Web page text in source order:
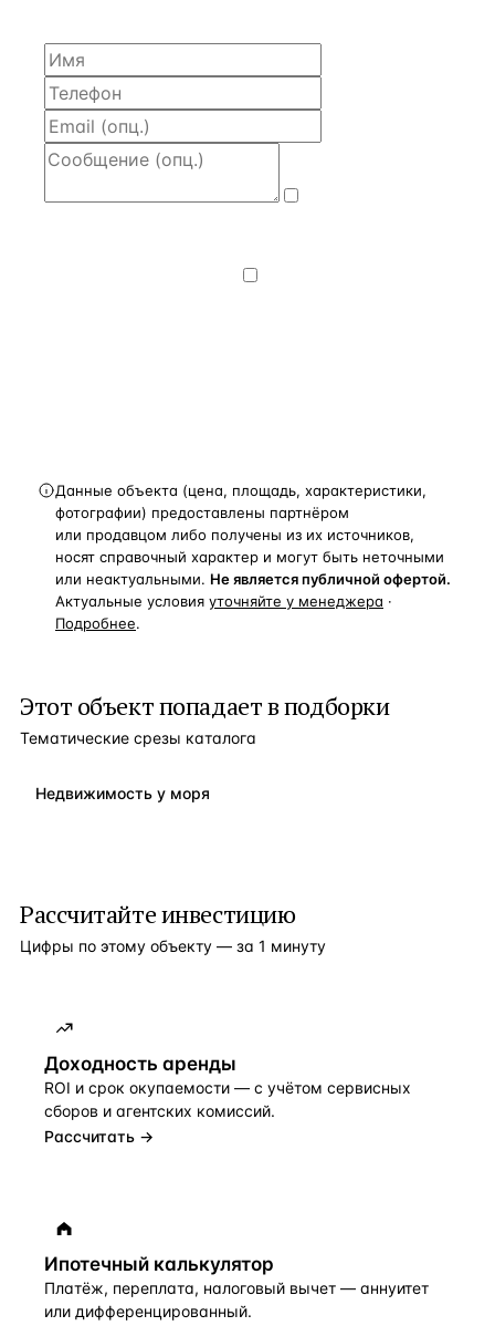
Данные объекта (цена, площадь, характеристики,
фотографии) предоставлены партнёром
или продавцом либо получены из их источников,
носят справочный характер и могут быть неточными
или неактуальными. Не является публичной офертой.
Актуальные условия уточняйте у менеджера ·
Подробнее.
Этот объект попадает в подборки
Тематические срезы каталога
Недвижимость у моря
Рассчитайте инвестицию
Цифры по этому объекту — за 1 минуту
Доходность аренды
ROI и срок окупаемости — с учётом сервисных
сборов и агентских комиссий.
Рассчитать →
Ипотечный калькулятор
Платёж, переплата, налоговый вычет — аннуитет
или дифференцированный.